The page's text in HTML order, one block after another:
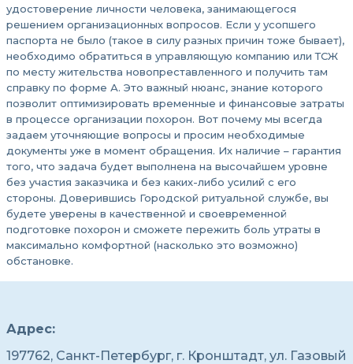
удостоверение личности человека, занимающегося
решением организационных вопросов. Если у усопшего
паспорта не было (такое в силу разных причин тоже бывает),
необходимо обратиться в управляющую компанию или ТСЖ
по месту жительства новопреставленного и получить там
справку по форме А. Это важный нюанс, знание которого
позволит оптимизировать временные и финансовые затраты
в процессе организации похорон. Вот почему мы всегда
задаем уточняющие вопросы и просим необходимые
документы уже в момент обращения. Их наличие – гарантия
того, что задача будет выполнена на высочайшем уровне
без участия заказчика и без каких-либо усилий с его
стороны. Доверившись Городской ритуальной службе, вы
будете уверены в качественной и своевременной
подготовке похорон и сможете пережить боль утраты в
максимально комфортной (насколько это возможно)
обстановке.
Адрес:
197762, Санкт-Петербург, г. Кронштадт, ул. Газовый